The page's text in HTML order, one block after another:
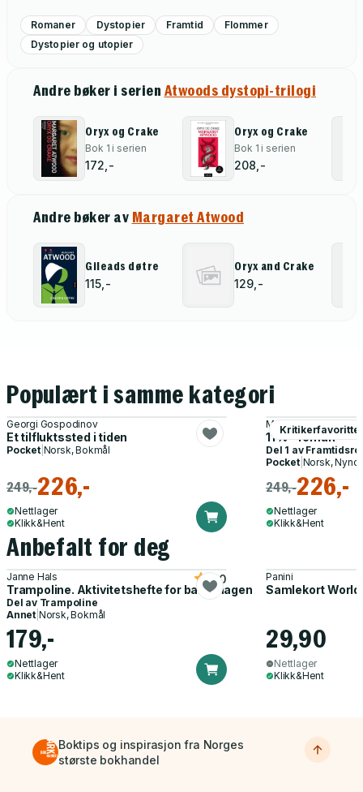
Romaner Dystopier Framtid
Flommer
Dystopier og utopier
Andre bøker i serien Atwoods dystopi-trilogi
Oryx og Crake
Bok 1 i serien
172,-
Oryx og Crake
Bok 1 i serien
208,-
Andre bøker av Margaret Atwood
Gileads døtre
115,-
Oryx and Crake
129,-
Populært i samme kategori
Georgi Gospodinov
Et tilfluktssted i tiden
Pocket| Norsk, Bokmål
249,-226,-
Nettlager
Klikk&Hent
Maren Uthaug
11 % - roman
Del 1 av
Pocket| Norsk,
249,-226,-
Nettlager
Klikk&Hent
Anbefalt for deg
Janne Hals
Trampoline. Aktivitetshefte for barnehagen
5.0
Del av Trampoline
Annet Norsk, Bokmål
179,-
Nettlager
Klikk&Hent
Panini
Samlekort
29,90
Nettlager
Klikk&Hent
Boktips og inspirasjon fra Norges
største bokhandel